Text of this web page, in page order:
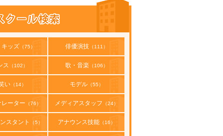
ッズ （75） 俳優演技（111）
ス （102） 歌・音楽 （106）
い（14） モデル（55）
ーター （76） メディアスタッフ （24）
スタント （5） アナウンス技能（16）